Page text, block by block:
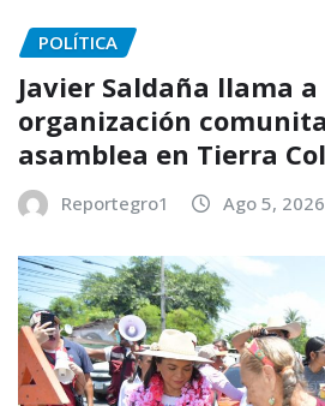
POLÍTICA
Javier Saldaña llama
organización
asamblea en Tierra
Reportegro1 Ago 5, 2026